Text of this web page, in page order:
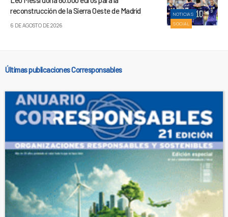
NOTICIAS
SOCIAL
reconstrucción de la Sierra Oeste de Madrid
6 DE AGOSTO DE 2026
Últimas publicaciones Corresponsables